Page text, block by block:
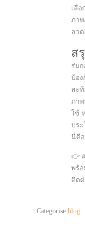
เลื
ภา
ลว
ส
ร่มก
ป้อ
สะ
ภา
ใช้
ประ
นี่คื
👉
พร้
ติด
Categorise:blog